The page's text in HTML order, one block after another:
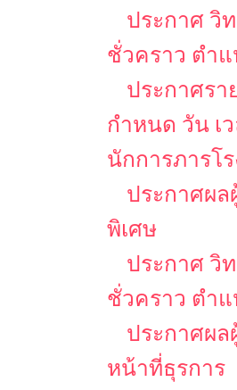
ประกาศ วิ
ชั่วคราว ตำแ
ประกาศรา
กำหนด วัน เ
นักการภารโ
ประกาศผ
พิเศษ
ประกาศ วิ
ชั่วคราว ตำ
ประกาศผล
หน้าที่ธุรการ